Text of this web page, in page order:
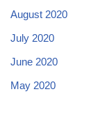
August 2020
July 2020
June 2020
May 2020